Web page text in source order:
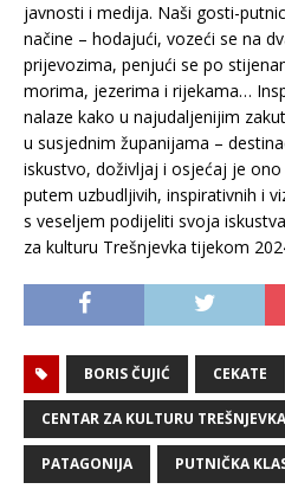
javnosti i medija. Naši gosti-
načine – hodajući, vozeći se na
prijevozima, penjući se po
morima, jezerima i rijekama…
nalaze kako u najudaljenijim
u susjednim županijama –
iskustvo, doživljaj i osjećaj je ono
putem uzbudljivih, inspirativnih i
s veseljem podijeliti svoja
za kulturu Trešnjevka tijekom
BORIS ČUJIĆ CEKATE
CENTAR ZA KULTURU TREŠNJEVKA
PATAGONIJA PUTNIČKA